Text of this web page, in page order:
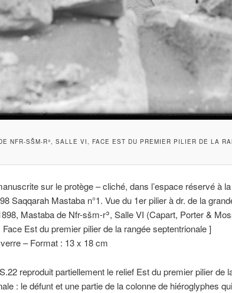
NFR-SŠM-Rʾ, SALLE VI, FACE EST DU PREMIER PILIER DE LA
sur le protège – cliché, dans l’espace réservé à
Saqqarah Mastaba n°1. Vue du 1er pilier à dr. de la
Mastaba de Nfr-sšm-rʾ, Salle VI (Capart, Porter &
Face Est du premier pilier de la rangée septentrionale ]
– Format : 13 x 18 cm
reproduit partiellement le relief Est du premier pilier de
: le défunt et une partie de la colonne de hiéroglyphes